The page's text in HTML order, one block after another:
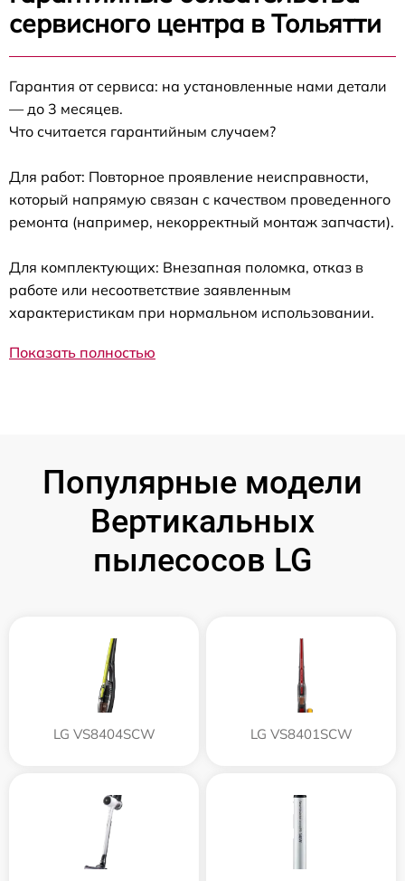
сервисного центра в Тольятти
Гарантия от сервиса: на установленные нами детали
— до 3 месяцев.
Что считается гарантийным случаем?
Для работ: Повторное проявление неисправности,
который напрямую связан с качеством проведенного
ремонта (например, некорректный монтаж запчасти).
Для комплектующих: Внезапная поломка, отказ в
работе или несоответствие заявленным
характеристикам при нормальном использовании.
Показать полностью
Популярные модели
Вертикальных
пылесосов LG
LG VS8404SCW LG VS8401SCW